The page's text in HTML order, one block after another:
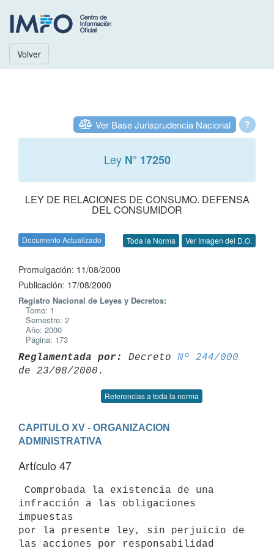
Volver
?
Ver Base Jurisprudencia Nacional
Ley N° 17250
LEY DE RELACIONES DE CONSUMO. DEFENSA
DEL CONSUMIDOR
Documento Actualizado Toda la Norma Ver Imagen del D.O.
Promulgación: 11/08/2000
Publicación: 17/08/2000
Registro Nacional de Leyes y Decretos:
Tomo: 1
Semestre: 2
Año: 2000
Página: 173
Reglamentada por: Decreto Nº 244/000
Referencias a toda la norma
CAPITULO XV - ORGANIZACION
ADMINISTRATIVA
Artículo 47
infracción a las obligaciones
impuestas
por la presente ley, sin perjuicio de
las acciones por responsabilidad